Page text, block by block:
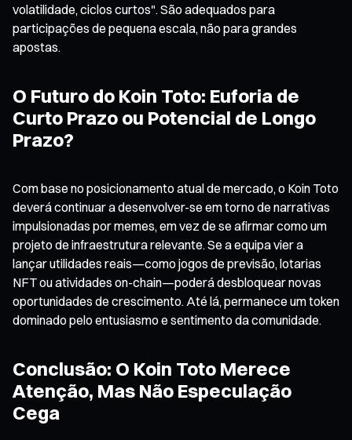
volatilidade, ciclos curtos". São adequados para
participações de pequena escala, não para grandes
apostas.
O Futuro do Koin Toto: Euforia de
Curto Prazo ou Potencial de Longo
Prazo?
Com base no posicionamento atual de mercado, o Koin Toto
deverá continuar a desenvolver-se em torno de narrativas
impulsionadas por memes, em vez de se afirmar como um
projeto de infraestrutura relevante. Se a equipa vier a
lançar utilidades reais—como jogos de previsão, lotarias
NFT ou atividades on-chain—poderá desbloquear novas
oportunidades de crescimento. Até lá, permanece um token
dominado pelo entusiasmo e sentimento da comunidade.
Conclusão: O Koin Toto Merece
Atenção, Mas Não Especulação
Cega